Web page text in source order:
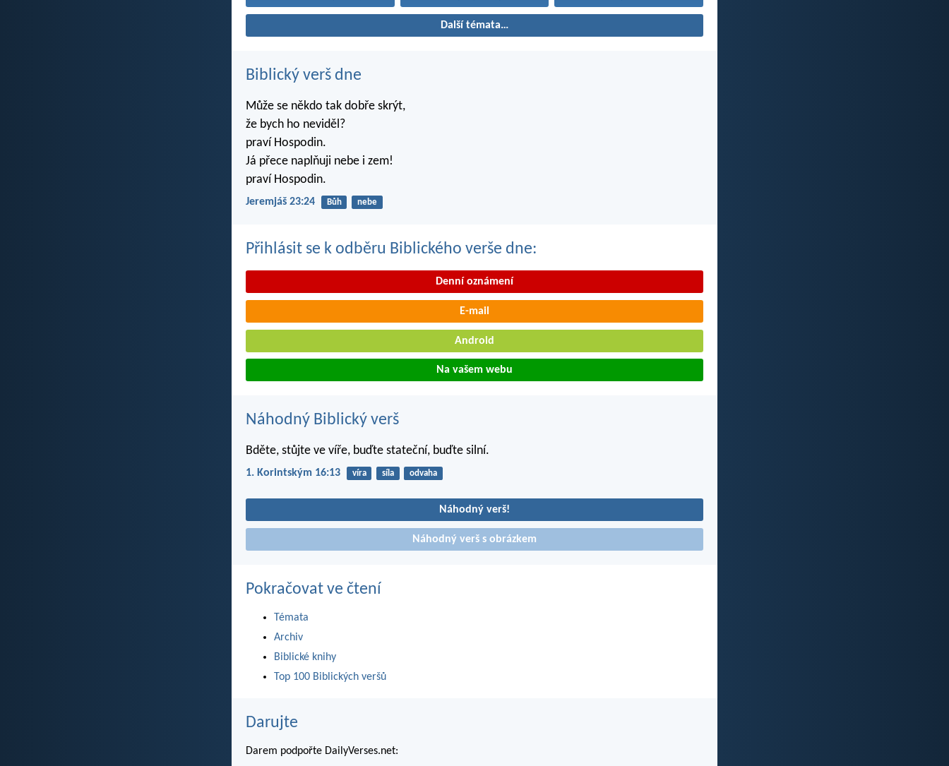
Další témata…
Biblický verš dne
Může se někdo tak dobře skrýt,
že bych ho neviděl?
praví Hospodin.
Já přece naplňuji nebe i zem!
praví Hospodin.
Jeremjáš 23:24 Bůh nebe
Přihlásit se k odběru Biblického verše dne:
Denní oznámení
E-mail
Android
Na vašem webu
Náhodný Biblický verš
Bděte, stůjte ve víře, buďte stateční, buďte silní.
1. Korintským 16:13 víra síla odvaha
Náhodný verš!
Náhodný verš s obrázkem
Pokračovat ve čtení
Témata
Archiv
Biblické knihy
Top 100 Biblických veršů
Darujte
Darem podpořte DailyVerses.net: